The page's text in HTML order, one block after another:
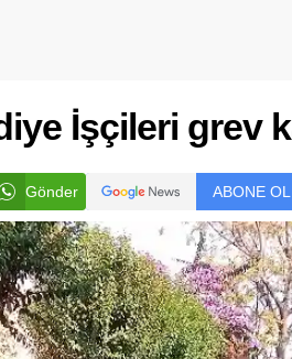
İşçileri grev
Gönder ABONE OL